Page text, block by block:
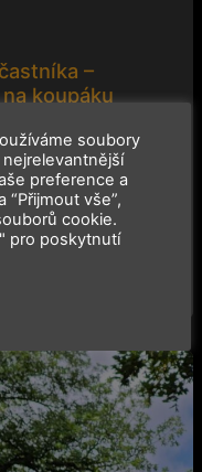
–
koupáku
týče, oproti
Ovšem, i tak
soubory
preference a
vše”,
cookie.
pro poskytnutí